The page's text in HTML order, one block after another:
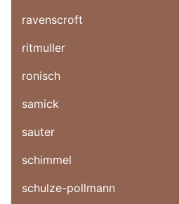
ravenscroft
ritmuller
ronisch
samick
sauter
schimmel
schulze-pollmann